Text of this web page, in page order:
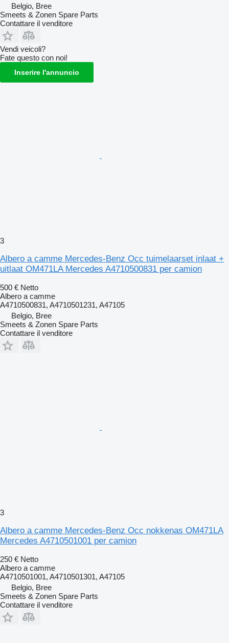
Belgio, Bree
Smeets & Zonen Spare Parts
Contattare il venditore
Vendi veicoli?
Fate questo con noi!
Inserire l'annuncio
3
Albero a camme Mercedes-Benz Occ tuimelaarset inlaat +
uitlaat OM471LA Mercedes A4710500831 per camion
500 € Netto
Albero a camme
A4710500831, A4710501231, A47105
Belgio, Bree
Smeets & Zonen Spare Parts
Contattare il venditore
3
Albero a camme Mercedes-Benz Occ nokkenas OM471LA
Mercedes A4710501001 per camion
250 € Netto
Albero a camme
A4710501001, A4710501301, A47105
Belgio, Bree
Smeets & Zonen Spare Parts
Contattare il venditore